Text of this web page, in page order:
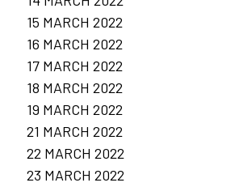
15 MARCH 2022
16 MARCH 2022
17 MARCH 2022
18 MARCH 2022
19 MARCH 2022
21 MARCH 2022
22 MARCH 2022
23 MARCH 2022